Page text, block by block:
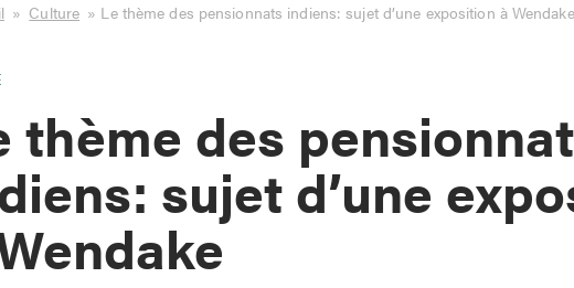
» Culture » Le thème des pensionnats indiens: sujet d’une exposition à Wendake
thème des
sujet d’une